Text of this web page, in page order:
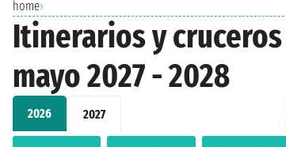
home›
Itinerarios y
mayo 2027 - 2028
2026 2027